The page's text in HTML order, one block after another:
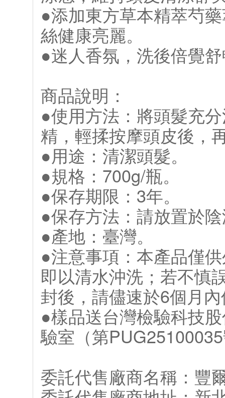
●添加東方草本精萃芍
絲健康亮麗。
●迷人香氛，洗後倍覺
商品說明：
●使用方法：將頭髮充
精，輕揉按摩頭皮後，
●用途：清潔頭髮。
●規格：700g/瓶。
●保存期限：3年。
●保存方法：請放置於
●產地：臺灣。
●注意事項：本產品僅
即以清水沖洗；若不慎
封後，請儘速於6個月
●樣品送台灣檢驗科技
驗室（第
委託代售廠商名稱：豐